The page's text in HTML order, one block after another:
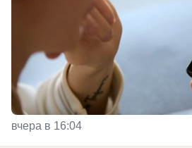
вчера в 16:04